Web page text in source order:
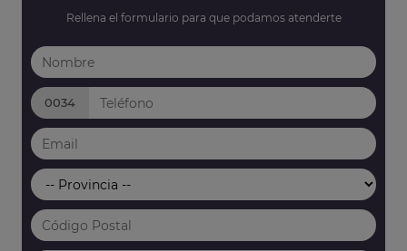
Rellena el formulario para que podamos atenderte
0034